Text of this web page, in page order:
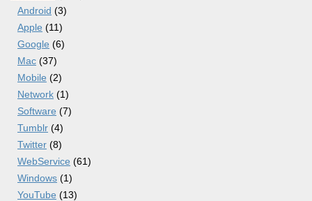
Android (3)
Apple (11)
Google (6)
Mac (37)
Mobile (2)
Network (1)
Software (7)
Tumblr (4)
Twitter (8)
WebService (61)
Windows (1)
YouTube (13)